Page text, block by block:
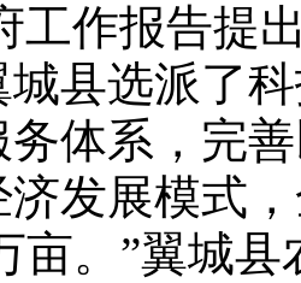
工作报告提
城县选派了
体系，完
发展模式
亩。”翼城